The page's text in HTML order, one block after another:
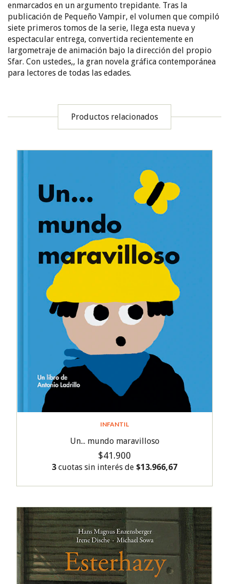
enmarcados en un argumento trepidante. Tras la
publicación de Pequeño Vampir, el volumen que compiló
siete primeros tomos de la serie, llega esta nueva y
espectacular entrega, convertida recientemente en
largometraje de animación bajo la dirección del propio
Sfar. Con ustedes,, la gran novela gráfica contemporánea
para lectores de todas las edades.
Productos relacionados
INFANTIL
Un... mundo maravilloso
$41.900
3 cuotas sin interés de $13.966,67